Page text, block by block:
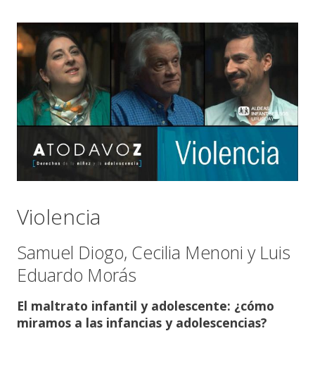
Violencia
Samuel Diogo, Cecilia Menoni y Luis
Eduardo Morás
El maltrato infantil y adolescente: ¿cómo
miramos a las infancias y adolescencias?